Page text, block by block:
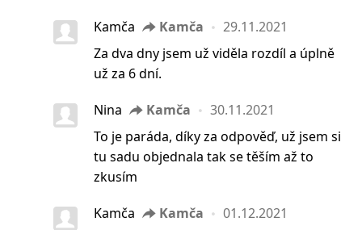
Kamča Kamča
29.11.2021
Za dva dny jsem už viděla rozdíl a úplně
už za 6 dní.
Nina Kamča
30.11.2021
To je paráda, díky za odpověď, už jsem si
tu sadu objednala tak se těším až to
zkusím
Kamča Kamča
01.12.2021